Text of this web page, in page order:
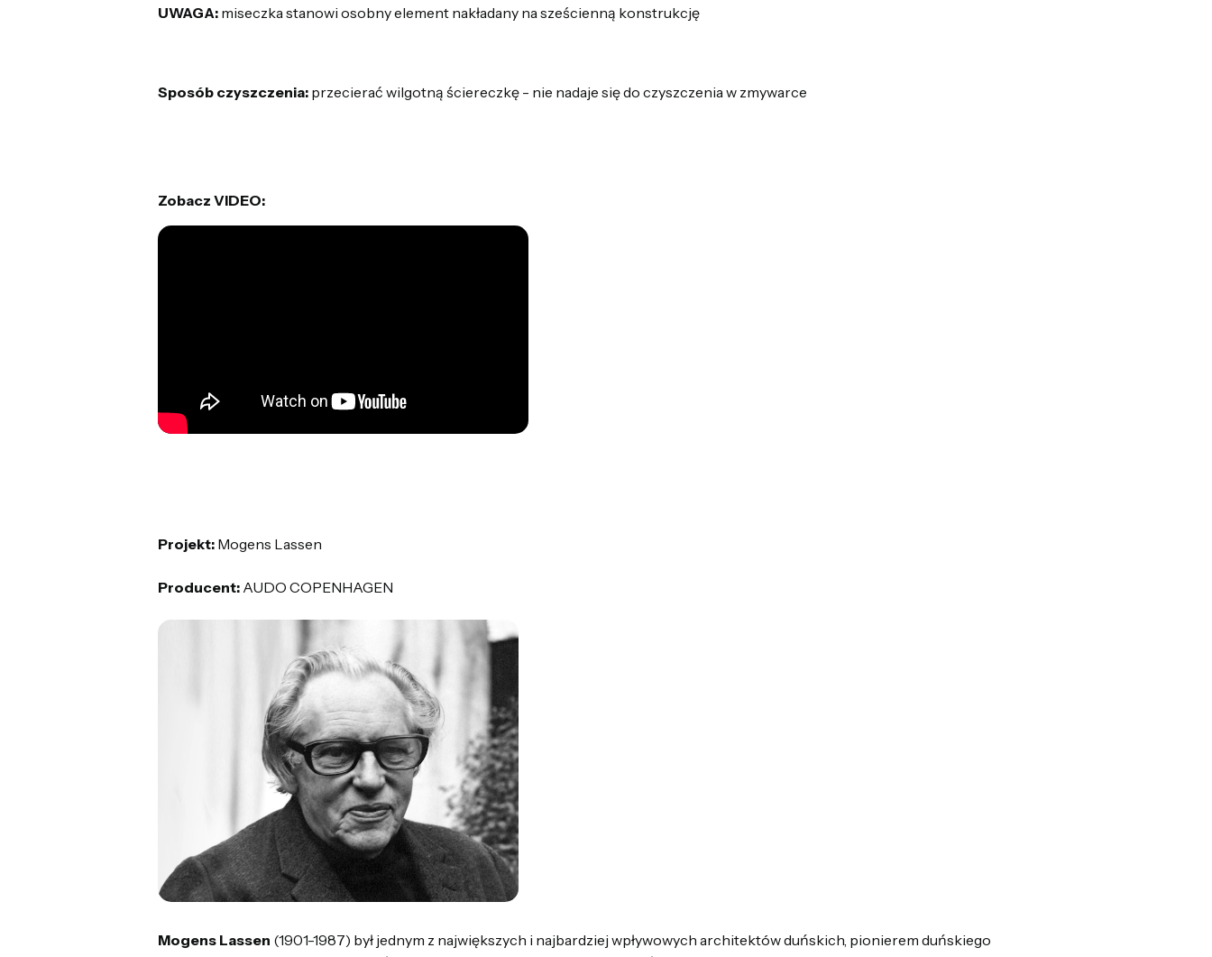
UWAGA:miseczka stanowi osobny element nakładany na sześcienną konstrukcję
Sposób czyszczenia:przecierać wilgotną ściereczkę - nie nadaje się do czyszczenia w zmywarce
Zobacz VIDEO:
Projekt:Mogens Lassen
Producent:AUDO COPENHAGEN
Mogens Lassen (1901-1987) był jednym z największych i najbardziej wpływowych architektów duńskich, pionierem duńskiego